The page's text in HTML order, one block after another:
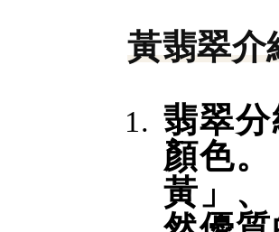
黃翡翠介
翡翠
顏色
黃」